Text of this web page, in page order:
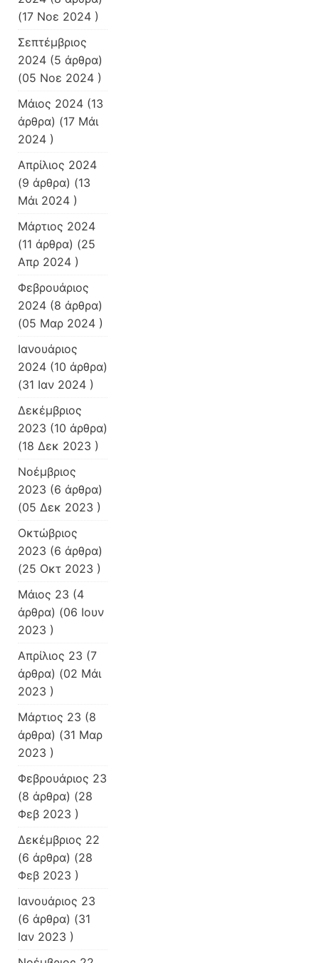
(17 Νοε 2024 )
Σεπτέμβριος
2024 (5 άρθρα)
(05 Νοε 2024 )
Μάιος 2024 (13
άρθρα) (17 Μάι
2024 )
Απρίλιος 2024
(9 άρθρα) (13
Μάι 2024 )
Μάρτιος 2024
(11 άρθρα) (25
Απρ 2024 )
Φεβρουάριος
2024 (8 άρθρα)
(05 Μαρ 2024 )
Ιανουάριος
2024 (10 άρθρα)
(31 Ιαν 2024 )
Δεκέμβριος
2023 (10 άρθρα)
(18 Δεκ 2023 )
Νοέμβριος
2023 (6 άρθρα)
(05 Δεκ 2023 )
Οκτώβριος
2023 (6 άρθρα)
(25 Οκτ 2023 )
Μάιος 23 (4
άρθρα) (06 Ιουν
2023 )
Απρίλιος 23 (7
άρθρα) (02 Μάι
2023 )
Μάρτιος 23 (8
άρθρα) (31 Μαρ
2023 )
Φεβρουάριος 23
(8 άρθρα) (28
Φεβ 2023 )
Δεκέμβριος 22
(6 άρθρα) (28
Φεβ 2023 )
Ιανουάριος 23
(6 άρθρα) (31
Ιαν 2023 )